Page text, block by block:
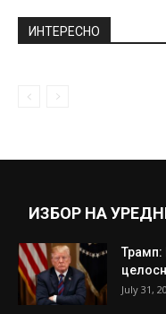
ИНТЕРЕСНО
ИЗБОР НА
Трамп:
July 31,